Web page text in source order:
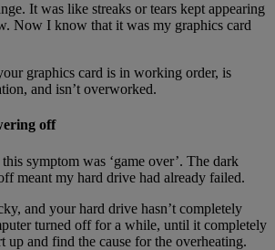
It was like streaks or tears kept appearing
Now I know that it was my graphics card
graphics card is in working order, is
and isn’t overworked.
off
symptom was ‘game over’. The dark
meant my hard drive had already failed.
and your hard drive hasn’t completely
turned off for a while, until it completely
up and find the cause for the overheating.